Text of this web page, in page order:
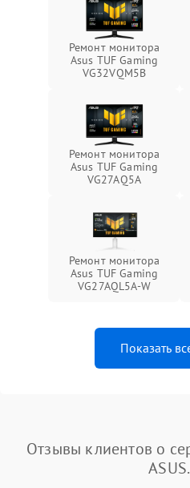
Ремонт монитора
Asus TUF Gaming
VG32VQM5B
Ремонт монитора
Asus TUF Gaming
VG27AQ5A
Ремонт монитора
Asus TUF Gaming
VG27AQL5A-W
Показать
Отзывы клиентов о